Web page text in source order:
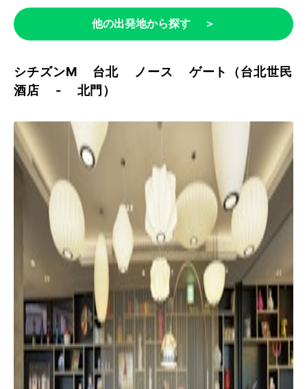
他の出発地から探す ＞
シチズンM 台北 ノース ゲート（台北世民
酒店 - 北門）